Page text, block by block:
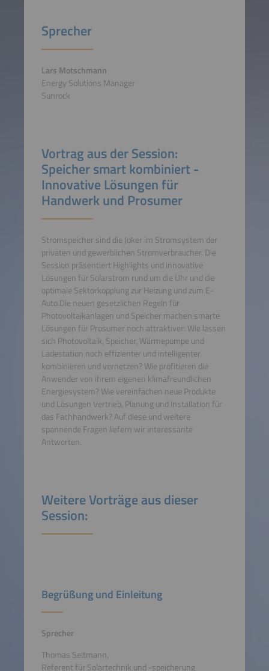
Sprecher
Lars Motschmann
Energy Solutions Manager
Sunrock
Vortrag aus der Session:
Speicher smart kombiniert -
Innovative Lösungen für
Handwerk und Prosumer
Stromspeicher sind die Joker im Stromsystem der
privaten und gewerblichen Stromverbraucher. Die
Session präsentiert Highlights und innovative
Lösungen für Solarstrom rund um die Uhr und die
optimale Sektorkopplung zur Heizung und zum E-
Auto.Die neuen gesetzlichen Regeln für
Photovoltaikanlagen und Speicher machen smarte
Lösungen für Prosumer noch attraktiver: Wie lassen
sich Photovoltaik, Speicher, Wärmepumpe und
Ladestation noch effizienter und intelligenter
kombinieren und vernetzen? Wie profitieren die
Anwender von ihrem eigenen klimafreundlichen
Energiesystem? Wie vereinfachen neue Produkte
und Lösungen Vertrieb, Planung und Installation für
das Fachhandwerk? Auf diese und weitere
spannende Fragen liefern wir interessante
Antworten.
Weitere Vorträge aus dieser
Session:
Begrüßung und Einleitung
Sprecher
Thomas Seltmann,
Referent für Solartechnik und -speicherung